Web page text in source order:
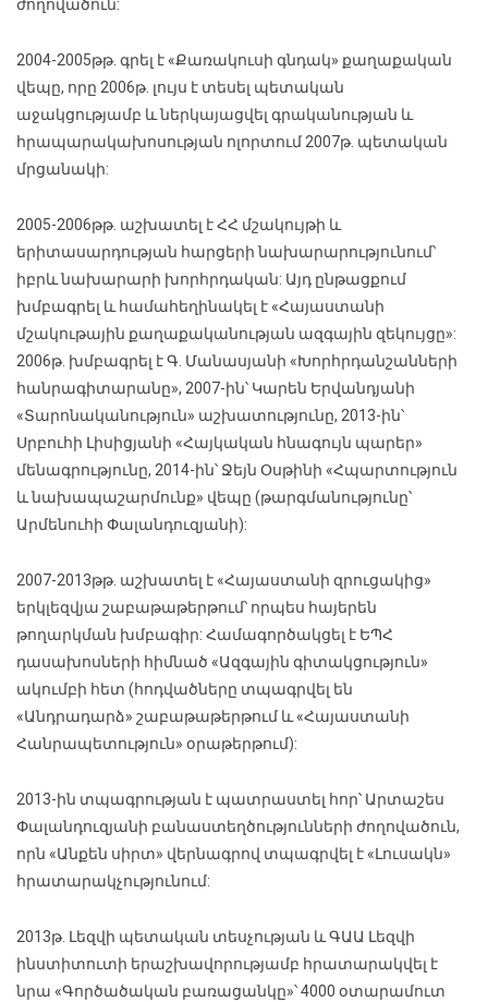
ժողովածուն:
2004-2005թթ. գրել է «Քառակուսի գնդակ» քաղաքական
վեպը, որը 2006թ. լույս է տեսել պետական
աջակցությամբ և ներկայացվել գրականության և
հրապարակախոսության ոլորտում 2007թ. պետական
մրցանակի:
2005-2006թթ. աշխատել է ՀՀ մշակույթի և
երիտասարդության հարցերի նախարարությունում՝
իբրև նախարարի խորհրդական: Այդ ընթացքում
խմբագրել և համահեղինակել է «Հայաստանի
մշակութային քաղաքականության ազգային զեկույցը»:
2006թ. խմբագրել է Գ. Մանասյանի «Խորհրդանշանների
հանրագիտարանը», 2007-ին՝ Կարեն Երվանդյանի
«Տարոնականություն» աշխատությունը, 2013-ին՝
Սրբուհի Լիսիցյանի «Հայկական հնագույն պարեր»
մենագրությունը, 2014-ին՝ Ջեյն Օսթինի «Հպարտություն
և նախապաշարմունք» վեպը (թարգմանությունը՝
Արմենուհի Փալանդուզյանի):
2007-2013թթ. աշխատել է «Հայաստանի զրուցակից»
երկլեզվյա շաբաթաթերթում՝ որպես հայերեն
թողարկման խմբագիր: Համագործակցել է ԵՊՀ
դասախոսների հիմնած «Ազգային գիտակցություն»
ակումբի հետ (հոդվածները տպագրվել են
«Անդրադարձ» շաբաթաթերթում և «Հայաստանի
Հանրապետություն» օրաթերթում):
2013-ին տպագրության է պատրաստել հոր՝ Արտաշես
Փալանդուզյանի բանաստեղծությունների ժողովածուն,
որն «Անքեն սիրտ» վերնագրով տպագրվել է «Լուսակն»
հրատարակչությունում:
2013թ. Լեզվի պետական տեսչության և ԳԱԱ Լեզվի
ինստիտուտի երաշխավորությամբ հրատարակվել է
նրա «Գործածական բառացանկը»՝ 4000 օտարամուտ